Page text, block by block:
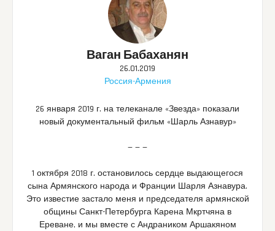
Ваган Бабаханян
26.01.2019
Россия-Армения
26 января 2019 г. на телеканале «Звезда» показали
новый документальный фильм «Шарль Азнавур»
— — —
1 октября 2018 г. остановилось сердце выдающегося
сына Армянского народа и Франции Шарля Азнавура.
Это известие застало меня и председателя армянской
общины Санкт-Петербурга Карена Мкртчяна в
Ереване, и мы вместе с Андраником Аршакяном